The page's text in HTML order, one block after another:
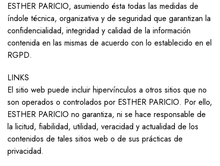
ESTHER PARICIO, asumiendo ésta todas las medidas de
índole técnica, organizativa y de seguridad que garantizan la
confidencialidad, integridad y calidad de la información
contenida en las mismas de acuerdo con lo establecido en el
RGPD.
LINKS
El sitio web puede incluir hipervínculos a otros sitios que no
son operados o controlados por ESTHER PARICIO. Por ello,
ESTHER PARICIO no garantiza, ni se hace responsable de
la licitud, fiabilidad, utilidad, veracidad y actualidad de los
contenidos de tales sitios web o de sus prácticas de
privacidad.